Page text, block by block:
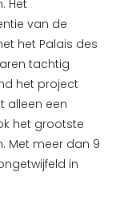
Het
van de
het Palais des
tachtig
het project
alleen een
het grootste
Met meer dan 9
in